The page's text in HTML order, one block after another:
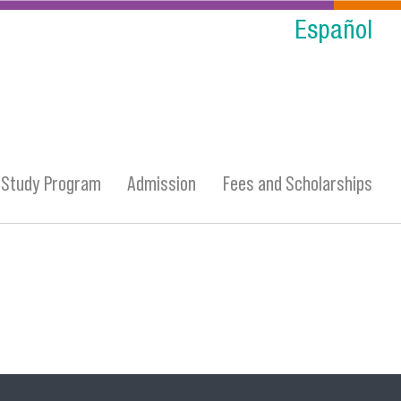
Español
Study Program Admission Fees and Scholarships